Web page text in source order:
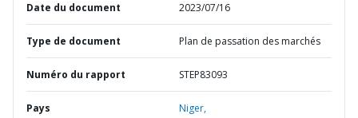
Date du document 2023/07/16
Type de document Plan de passation des marchés
Numéro du rapport STEP83093
Pays Niger,